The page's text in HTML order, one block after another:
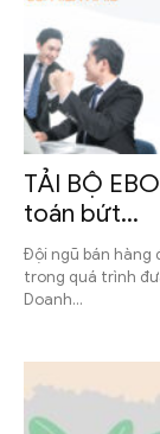
TẢI BỘ
toán bứt...
Đội ngũ bán hàng
trong quá trình
Doanh...